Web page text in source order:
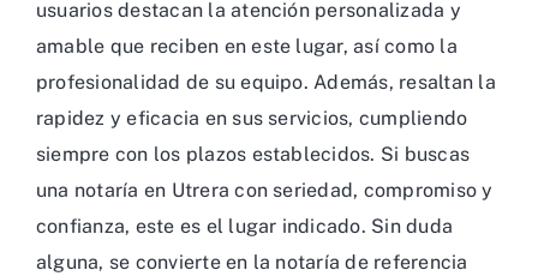
usuarios destacan la atención personalizada y
amable que reciben en este lugar, así como la
profesionalidad de su equipo. Además, resaltan la
rapidez y eficacia en sus servicios, cumpliendo
siempre con los plazos establecidos. Si buscas
una notaría en Utrera con seriedad, compromiso y
confianza, este es el lugar indicado. Sin duda
alguna, se convierte en la notaría de referencia